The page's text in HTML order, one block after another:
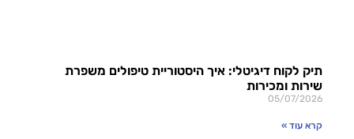
תיק לקוח דיגיטלי: איך היסטוריית טיפולים משפרת
שירות ומכירות
05/07/2026
קרא עוד »